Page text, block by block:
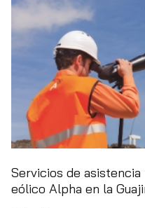
Servicios de
eólico Alpha en la